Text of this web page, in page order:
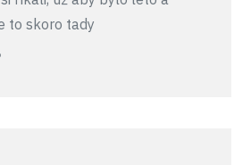
to skoro tady